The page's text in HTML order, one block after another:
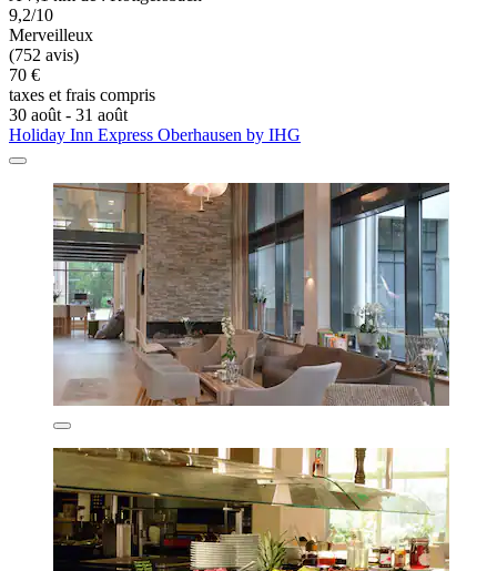
9,2/10
Merveilleux
(752 avis)
70 €
taxes et frais compris
30 août - 31 août
Holiday Inn Express Oberhausen by IHG